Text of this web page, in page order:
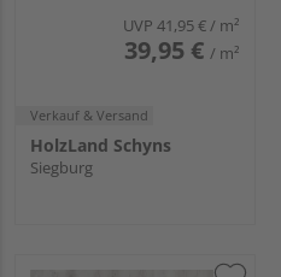
UVP 41,95 €/ m²
39,95 € / m²
Verkauf & Versand
HolzLand Schyns
Siegburg